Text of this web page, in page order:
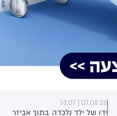
07.08.26 | 18:07
ידו של ילד נלכדה בתוך אביזר